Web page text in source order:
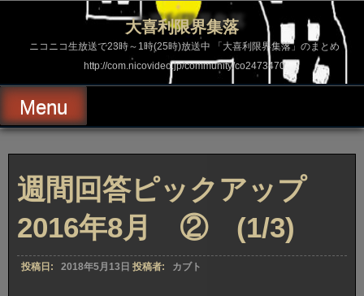
ス
ッ
プ
大喜利限界集落
ニコニコ生放送で23時～1時(25時)放送中 「大喜利限界集落」のまとめ
http://com.nicovideo.jp/community/co2473470
Menu
週間回答ピックアップ
2016年8月 ② (1/3)
投稿日: 2018年5月13日 投稿者: カブト